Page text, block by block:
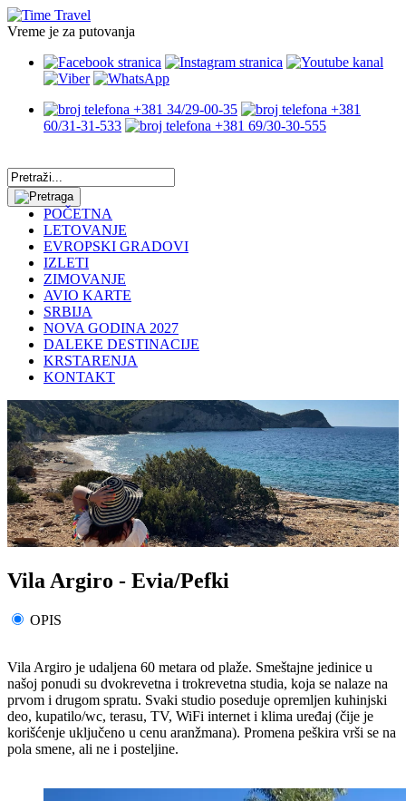
Vreme je za putovanja
+381 34/29-00-35
+381
60/31-31-533
+381 69/30-30-555
POČETNA
LETOVANJE
EVROPSKI GRADOVI
IZLETI
ZIMOVANJE
AVIO KARTE
SRBIJA
NOVA GODINA 2027
DALEKE DESTINACIJE
KRSTARENJA
KONTAKT
Vila Argiro - Evia/Pefki
OPIS
Vila Argiro je udaljena 60 metara od plaže. Smeštajne jedinice u
našoj ponudi su dvokrevetna i trokrevetna studia, koja se nalaze na
prvom i drugom spratu. Svaki studio poseduje opremljen kuhinjski
deo, kupatilo/wc, terasu, TV, WiFi internet i klima uređaj (čije je
korišćenje uključeno u cenu aranžmana). Promena peškira vrši se na
pola smene, ali ne i posteljine.